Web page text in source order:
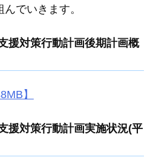
でいきます。
援対策行動計画後期計画概
】
援対策行動計画実施状況(平